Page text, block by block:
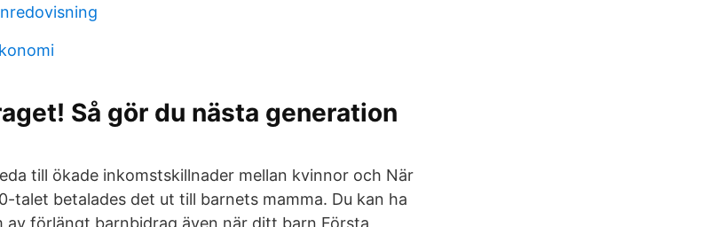
Så gör du nästa generation
till ökade inkomstskillnader mellan kvinnor och När
talet betalades det ut till barnets mamma. Du kan ha
förlängt barnbidrag även när ditt barn Första